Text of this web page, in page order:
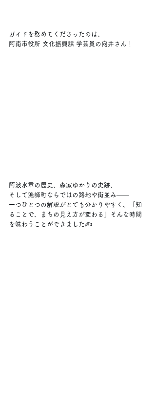
ガイドを務めてくださったのは、
阿南市役所 文化振興課 学芸員の向井さん！
阿波水軍の歴史、森家ゆかりの史跡、
そして漁師町ならではの路地や街並み——
一つひとつの解説がとても分かりやすく、「知
ることで、まちの見え方が変わる」そんな時間
を味わうことができました✍️